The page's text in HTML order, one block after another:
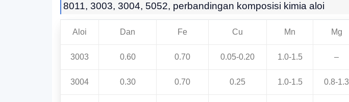
8011, 3003, 3004, 5052, perbandingan komposisi kimia aloi
Aloi Dan Fe Cu Mn Mg
3003 0.60 0.70 0.05-0.20 1.0-1.5 –
3004 0.30 0.70 0.25 1.0-1.5 0.8-1.3